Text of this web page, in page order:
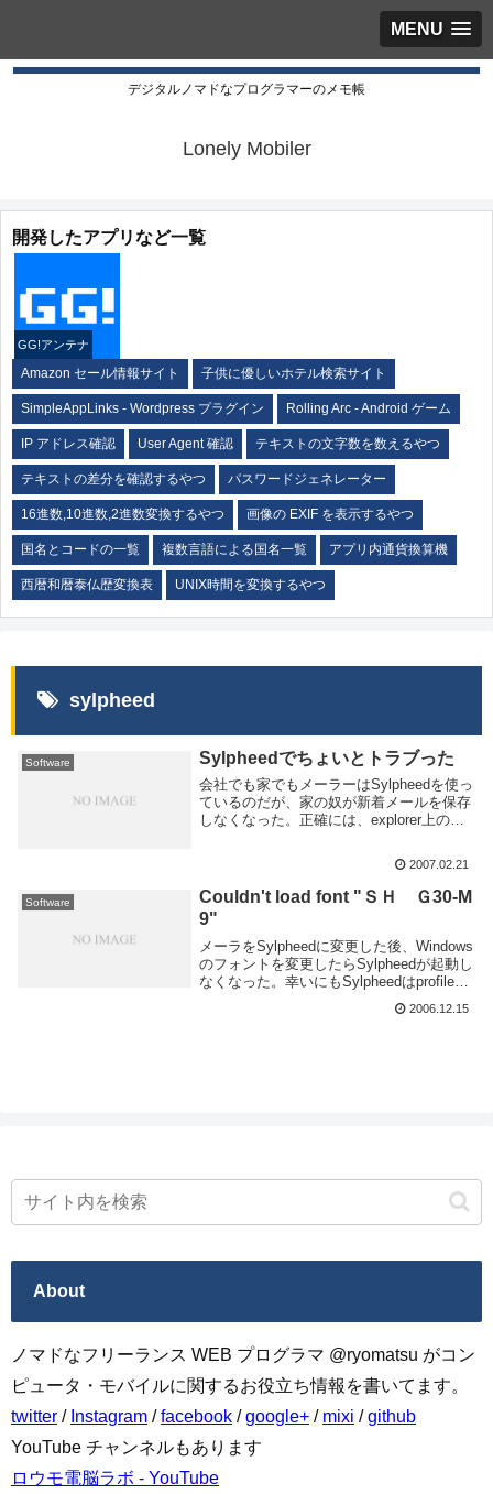
MENU
デジタルノマドなプログラマーのメモ帳
Lonely Mobiler
開発したアプリなど一覧
GG!アンテナ
Amazon セール情報サイト 子供に優しいホテル検索サイト
SimpleAppLinks - Wordpress プラグイン Rolling Arc - Android ゲーム
IP アドレス確認 User Agent 確認 テキストの文字数を数えるやつ
テキストの差分を確認するやつ パスワードジェネレーター
16進数,10進数,2進数変換するやつ 画像の EXIF を表示するやつ
国名とコードの一覧 複数言語による国名一覧 アプリ内通貨換算機
西暦和暦泰仏歴変換表 UNIX時間を変換するやつ
sylpheed
Software Sylpheedでちょいとトラブった
会社でも家でもメーラーはSylpheedを使っ
ているのだが、家の奴が新着メールを保存
しなくなった。正確には、explorer上のフ
込んでくれない。という感じ。説明しにく
いが、起動するたびに、「フ...
2007.02.21
Software
Couldn't load font "ＳＨ Ｇ30-M
9"
メーラをSylpheedに変更した後、Windows
のフォントを変更したらSylpheedが起動し
なくなった。幸いにもSylpheedはprofileデ
の特定は容易だった。んでその原因がタイ
2006.12.15
About
ノマドなフリーランス WEB プログラマ @ryomatsu がコン
ピュータ・モバイルに関するお役立ち情報を書いてます。
twitter / Instagram /facebook /google+ / mixi /github
YouTube チャンネルもあります
ロウモ電脳ラボ - YouTube